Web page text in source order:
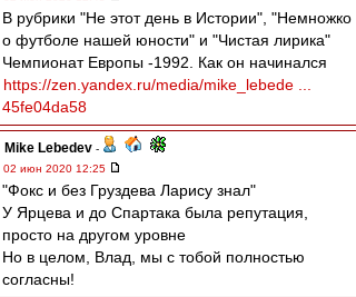
В рубрики "Не этот день в Истории", "Немножко
о футболе нашей юности" и "Чистая лирика"
Чемпионат Европы -1992. Как он начинался
https://zen.yandex.ru/media/mike_lebede ...
45fe04da58
Mike Lebedev -
02 июн 2020 12:25
"Фокс и без Груздева Ларису знал"
У Ярцева и до Спартака была репутация,
просто на другом уровне
Но в целом, Влад, мы с тобой полностью
согласны!